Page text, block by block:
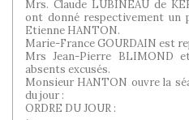
Mrs. Claude LUBINEAU de
ont donné respectivement un
Etienne HANTON.
Marie-France GOURDAIN est
Mrs Jean-Pierre BLIMOND
absents excusés.
Monsieur HANTON ouvre la
du jour :
ORDRE DU JOUR :